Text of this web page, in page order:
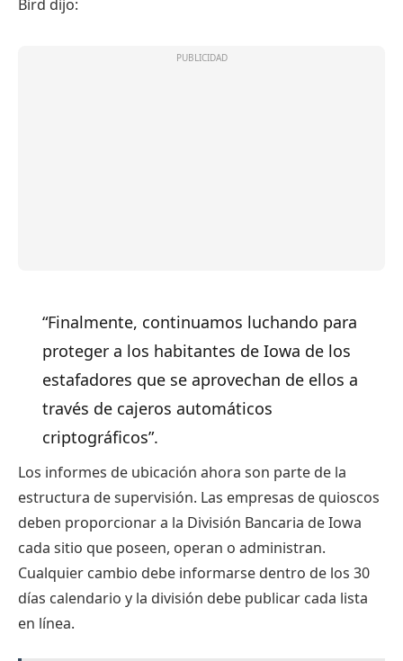
Bird dijo:
“Finalmente, continuamos luchando para
proteger a los habitantes de Iowa de los
estafadores que se aprovechan de ellos a
través de cajeros automáticos
criptográficos”.
Los informes de ubicación ahora son parte de la
estructura de supervisión. Las empresas de quioscos
deben proporcionar a la División Bancaria de Iowa
cada sitio que poseen, operan o administran.
Cualquier cambio debe informarse dentro de los 30
días calendario y la división debe publicar cada lista
en línea.